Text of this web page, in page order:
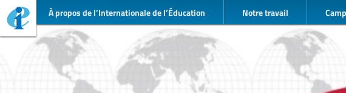
À propos de l’Internationale de l’Éducation Notre travail